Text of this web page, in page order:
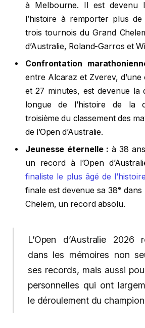
à Melbourne. Il est devenu
l’histoire à remporter plus
trois tournois du Grand
d’Australie, Roland-Garros et
Confrontation
entre Alcaraz et Zverev, d’une
et 27 minutes, est devenue la
longue de l’histoire de la
troisième du classement des
de l’Open d’Australie.
Jeunesse éternelle : à 38
un record à l’Open
finaliste le plus âgé de
finale est devenue sa 38ᵉ
Chelem, un record absolu.
L’Open d’Australie 2026
dans les mémoires non
ses records, mais aussi
personnelles qui ont
le déroulement du